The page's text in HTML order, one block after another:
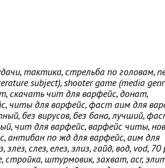
тактика, стрельба по головам,
subject), shooter game (media
скачать чит для варфейс, донат,
читы для варфейс, фаст аим для
без вирусов, без бана, лучший,
чит для варфейс, варфейс читы,
антибан по жд для варфейс, аим для
слез, елез, элиз, гайд, вод, vod, 70
стройка, штурмовик, захват, acr,